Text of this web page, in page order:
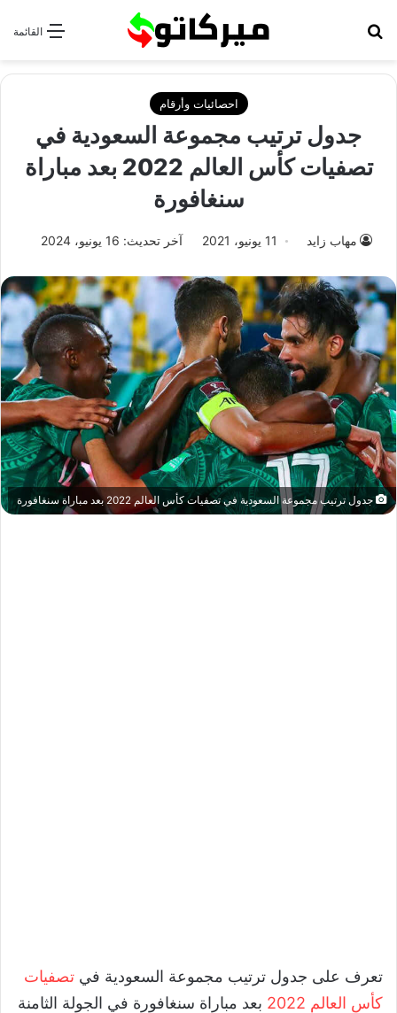
القائمة
احصائيات وأرقام
جدول ترتيب مجموعة السعودية في
تصفيات كأس العالم 2022 بعد مباراة
سنغافورة
مهاب زايد 11 يونيو، 2021 آخر تحديث: 16 يونيو، 2024
جدول ترتيب مجموعة السعودية في تصفيات كأس العالم 2022 بعد مباراة سنغافورة
تعرف على جدول ترتيب مجموعة السعودية في تصفيات
كأس العالم 2022
بعد مباراة سنغافورة في الجولة الثامنة